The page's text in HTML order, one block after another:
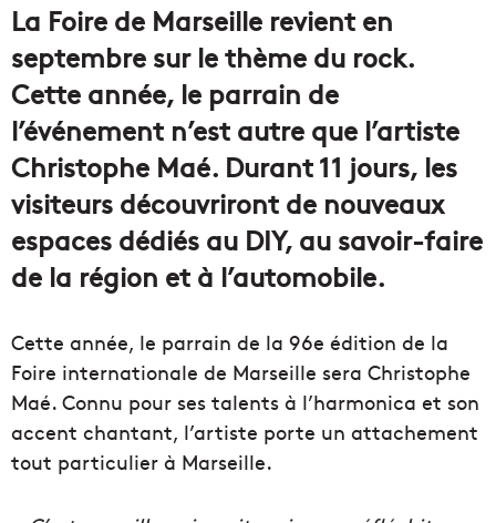
La Foire de Marseille revient en
septembre sur le thème du rock.
Cette année, le parrain de
l’événement n’est autre que l’artiste
Christophe Maé. Durant 11 jours, les
visiteurs découvriront de nouveaux
espaces dédiés au DIY, au savoir-faire
de la région et à l’automobile.
Cette année, le parrain de la 96e édition de la
Foire internationale de Marseille sera Christophe
Maé. Connu pour ses talents à l’harmonica et son
accent chantant, l’artiste porte un attachement
tout particulier à Marseille.